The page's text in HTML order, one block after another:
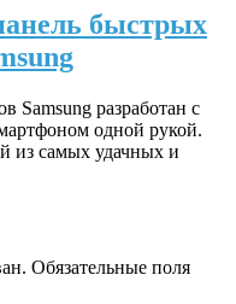
быстрых
Samsung разработан с
одной рукой.
из самых удачных и
Обязательные поля